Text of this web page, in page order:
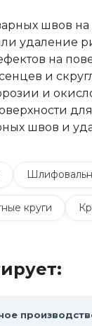
швов
удаление
на
и
и
швов и
круги
головки